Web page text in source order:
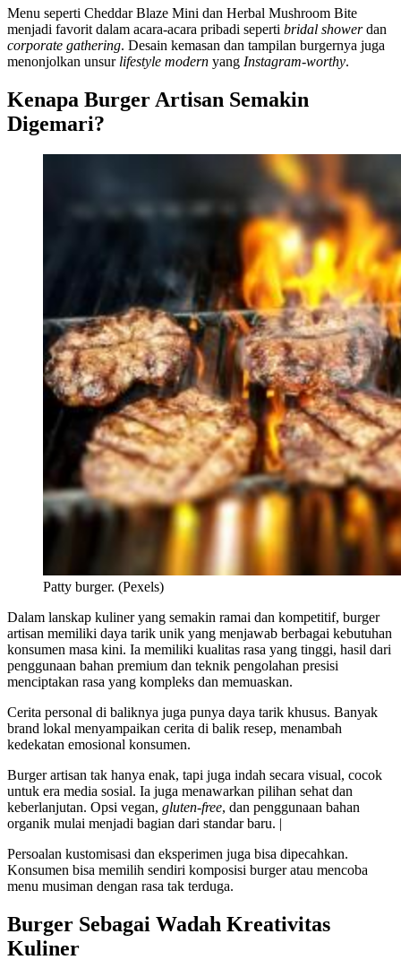
Menu seperti Cheddar Blaze Mini dan Herbal Mushroom Bite
menjadi favorit dalam acara-acara pribadi seperti bridal showerdan
corporate gathering. Desain kemasan dan tampilan burgernya juga
menonjolkan unsurlifestyle modern yang Instagram-worthy.
Kenapa Burger Artisan Semakin
Digemari?
Patty burger. (Pexels)
Dalam lanskap kuliner yang semakin ramai dan kompetitif, burger
artisan memiliki daya tarik unik yang menjawab berbagai kebutuhan
konsumen masa kini. Ia memiliki kualitas rasa yang tinggi, hasil dari
penggunaan bahan premium dan teknik pengolahan presisi
menciptakan rasa yang kompleks dan memuaskan.
Cerita personal di baliknya juga punya daya tarik khusus. Banyak
brand lokal menyampaikan cerita di balik resep, menambah
kedekatan emosional konsumen.
Burger artisan tak hanya enak, tapi juga indah secara visual, cocok
untuk era media sosial. Ia juga menawarkan pilihan sehat dan
keberlanjutan. Opsi vegan, gluten-free, dan penggunaan bahan
organik mulai menjadi bagian dari standar baru. |
Persoalan kustomisasi dan eksperimen juga bisa dipecahkan.
Konsumen bisa memilih sendiri komposisi burger atau mencoba
menu musiman dengan rasa tak terduga.
Burger Sebagai Wadah Kreativitas
Kuliner